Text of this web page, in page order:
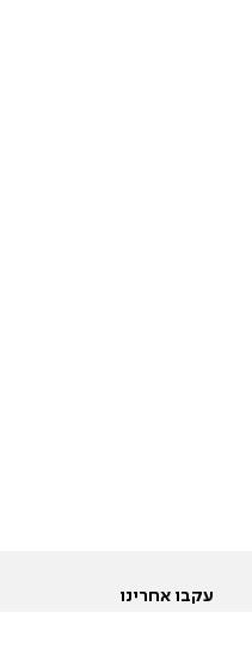
עקבו אחרינו